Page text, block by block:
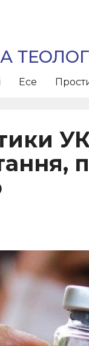
Есе